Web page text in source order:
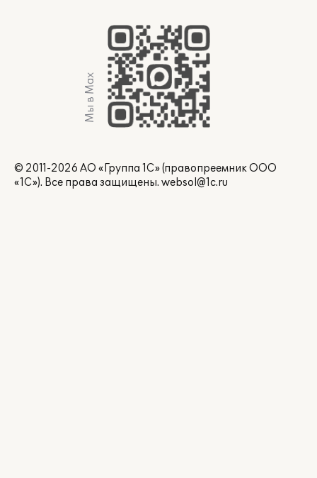
Мы в Max
© 2011-2026 АО «Группа 1С» (правопреемник ООО
«1С»). Все права защищены. websol@1c.ru